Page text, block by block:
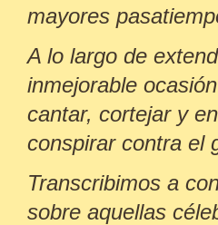
mayores
A lo largo de
inmejorable
cantar, cortejar y
conspirar contra el
Transcribimos a
sobre aquellas